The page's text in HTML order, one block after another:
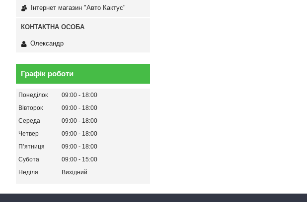
Інтернет магазин "Авто Кактус"
Олександр
Графік роботи
Понеділок 09:00
18:00
Вівторок
09:00
18:00
Середа
09:00
18:00
Четвер
09:00
18:00
Пʼятниця
09:00
18:00
Субота
09:00
15:00
Неділя
Вихідний